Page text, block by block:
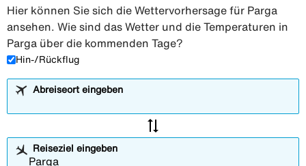
Hier können Sie sich die Wettervorhersage für Parga
ansehen. Wie sind das Wetter und die Temperaturen in
Parga über die kommenden Tage?
Hin-/Rückflug
Abreiseort eingeben
sync_alt
Reiseziel eingeben